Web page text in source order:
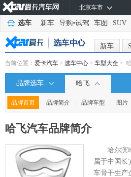
北京车市
选车 新车 导购•试驾 车图 SUV
新车
当前位置： 爱卡汽车 > 选车中心 > 车型大全 >
品牌选车 哈飞
品牌首页 品牌简介 品牌车型 图片
哈飞汽车品牌简介
哈尔滨
属于中国长
车骨干生产